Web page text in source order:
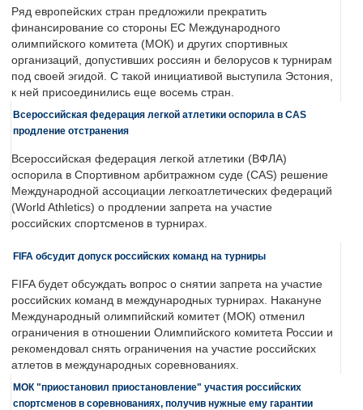
Ряд европейских стран предложили прекратить
финансирование со стороны ЕС Международного
олимпийского комитета (МОК) и других спортивных
организаций, допустивших россиян и белорусов к турнирам
под своей эгидой. С такой инициативой выступила Эстония,
к ней присоединились еще восемь стран.
Всероссийская федерация легкой атлетики оспорила в CAS
продление отстранения
Всероссийская федерация легкой атлетики (ВФЛА)
оспорила в Спортивном арбитражном суде (CAS) решение
Международной ассоциации легкоатлетических федераций
(World Athletics) о продлении запрета на участие
российских спортсменов в турнирах.
FIFA обсудит допуск российских команд на турниры
FIFA будет обсуждать вопрос о снятии запрета на участие
российских команд в международных турнирах. Накануне
Международный олимпийский комитет (МОК) отменил
ограничения в отношении Олимпийского комитета России и
рекомендовал снять ограничения на участие российских
атлетов в международных соревнованиях.
МОК "приостановил приостановление" участия российских
спортсменов в соревнованиях, получив нужные ему гарантии